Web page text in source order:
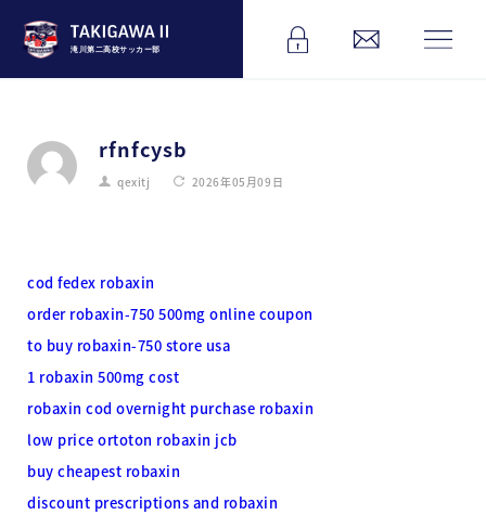
滝川第二高校サッカー部
rfnfcysb
qexitj 2026年05月09日
cod fedex robaxin
order robaxin-750 500mg online coupon
to buy robaxin-750 store usa
1 robaxin 500mg cost
robaxin cod overnight purchase robaxin
low price ortoton robaxin jcb
buy cheapest robaxin
discount prescriptions and robaxin